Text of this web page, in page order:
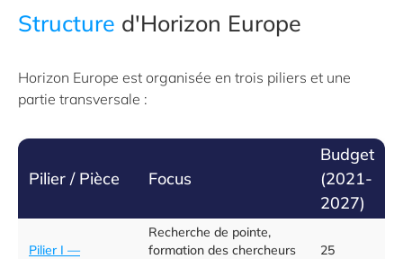
Structure d'Horizon Europe
Horizon Europe est organisée en trois piliers et une
partie transversale :
Pilier / Pièce Focus
Budget
(2021-
2027)
Pilier I —
Recherche de pointe,
formation des chercheurs
25